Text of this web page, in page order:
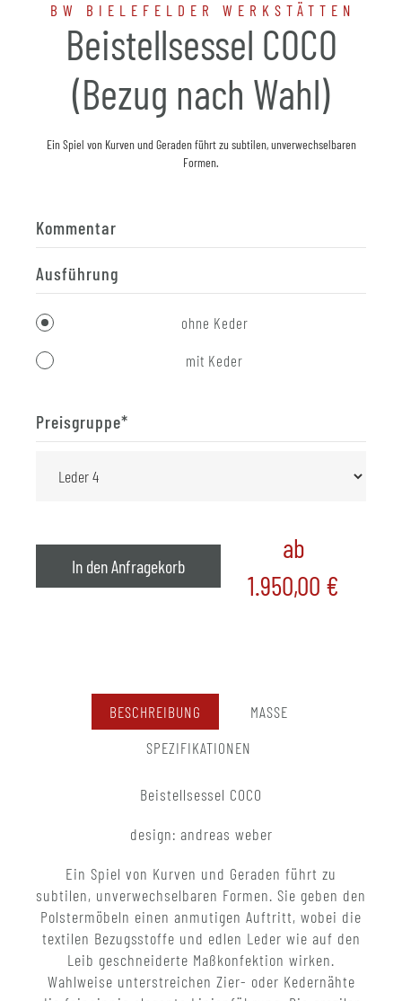
BW BIELEFELDER WERKSTÄTTEN
Beistellsessel COCO
(Bezug nach Wahl)
Ein Spiel von Kurven und Geraden führt zu subtilen, unverwechselbaren
Formen.
Kommentar
Ausführung
ohne Keder
mit Keder
Preisgruppe*
In den Anfragekorb
ab
1.950,00 €
BESCHREIBUNG
MASSE
SPEZIFIKATIONEN
Beistellsessel COCO
design: andreas weber
Ein Spiel von Kurven und Geraden führt zu
subtilen, unverwechselbaren Formen. Sie geben den
Polstermöbeln einen anmutigen Auftritt, wobei die
textilen Bezugsstoffe und edlen Leder wie auf den
Leib geschneiderte Maßkonfektion wirken.
Wahlweise unterstreichen Zier- oder Kedernähte